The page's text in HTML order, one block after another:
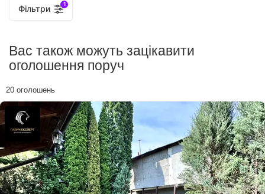
Фільтри 1
Вас також можуть зацікавити
оголошення поруч
20 оголошень